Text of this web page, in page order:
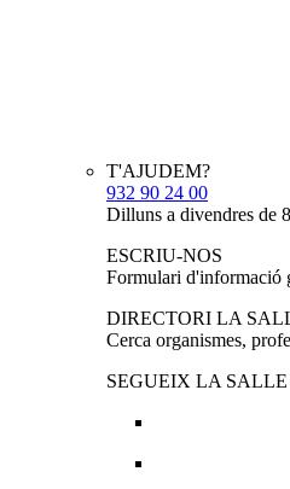
T'AJUDEM?
932 90 24 00
Dilluns a divendres de
ESCRIU-NOS
Formulari d'informació
DIRECTORI LA
Cerca organismes,
SEGUEIX LA